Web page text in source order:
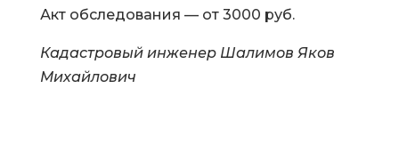
Акт обследования — от 3000 руб.
Кадастровый инженер Шалимов Яков
Михайлович